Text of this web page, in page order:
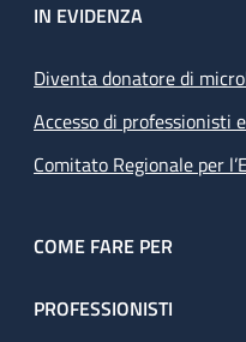
IN EVIDENZA
Diventa donatore di
Accesso di
Comitato Regionale per
COME FARE PER
PROFESSIONISTI